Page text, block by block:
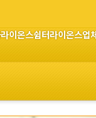
라이온스쉼터라이온스업